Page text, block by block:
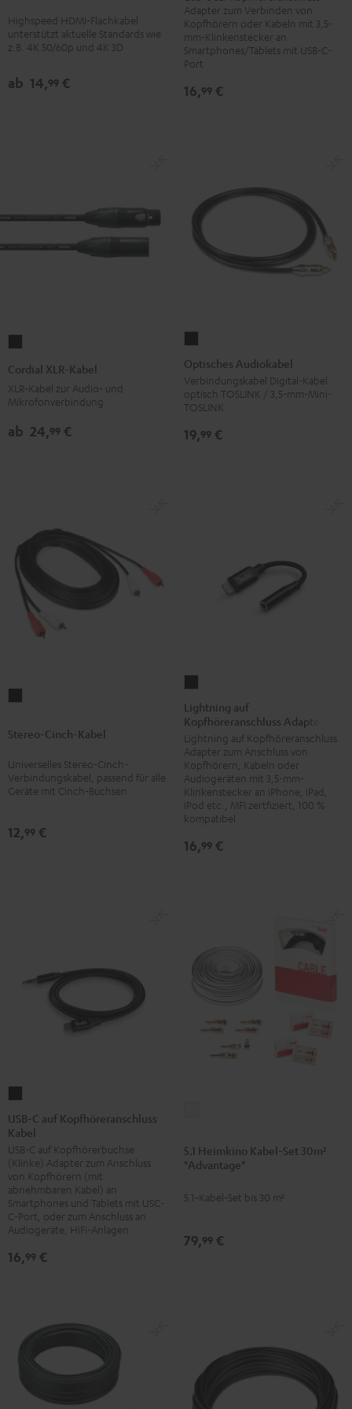
mit
Ethernet
mit
Ethernet
Highspeed HDMI-Flachkabel
unterstützt aktuelle Standards wie
z.B. 4K 50/60p und 4K 3D
ab 14,99 €
Adapter
Schwarz
Adapter zum Verbinden von
Kopfhörern oder Kabeln mit 3,5-
mm-Klinkenstecker an
Smartphones/Tablets mit USB-C-
Port
16,99 €
XLR-
Schwarz
Cordial XLR-Kabel
XLR‑Kabel zur Audio‑ und
Mikrofonverbindung
ab 24,99 €
Audiokabel
Schwarz
Optisches Audiokabel
Verbindungskabel Digital-Kabel
optisch TOSLINK / 3,5-mm-Mini-
TOSLINK
19,99 €
Kabel
Stereo-Cinch-Kabel
Universelles Stereo-Cinch-
Verbindungskabel, passend für alle
Geräte mit Cinch-Buchsen
12,99 €
auf
Kopfhöreranschluss
Adapter
Schwarz
Lightning auf
Kopfhöreranschluss Adapter
Lightning auf Kopfhöreranschluss
Adapter zum Anschluss von
Kopfhörern, Kabeln oder
Audiogeräten mit 3,5-mm-
Klinkenstecker an iPhone, iPad,
iPod etc., MFI zertfiziert, 100 %
kompatibel
16,99 €
C
auf
Kopfhöreranschluss
Kabel
Schwarz
USB-C auf Kopfhöreranschluss
Kabel
USB-C auf Kopfhörerbuchse
(Klinke) Adapter zum Anschluss
von Kopfhörern (mit
abnehmbaren Kabel) an
Smartphones und Tablets mit USC-
C-Port, oder zum Anschluss an
Audiogeräte, HiFi-Anlagen
16,99 €
Kabel-
Set
"Advantage"
5.1 Heimkino Kabel-Set 30m²
"Advantage"
5.1‑Kabel‑Set bis 30 m²
79,99 €